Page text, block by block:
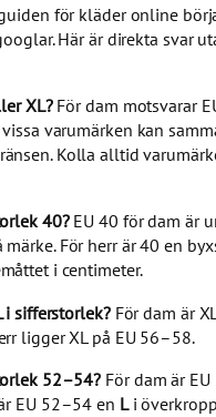
för kläder online
Här är direkta svar
XL?För dam motsvarar
vissa varumärken kan
Kolla alltid
40?EU 40 för dam är
För herr är 40 en
i centimeter.
i sifferstorlek?För dam är
ligger XL på EU 56–58.
52–54? För dam är
EU 52–54 en Li